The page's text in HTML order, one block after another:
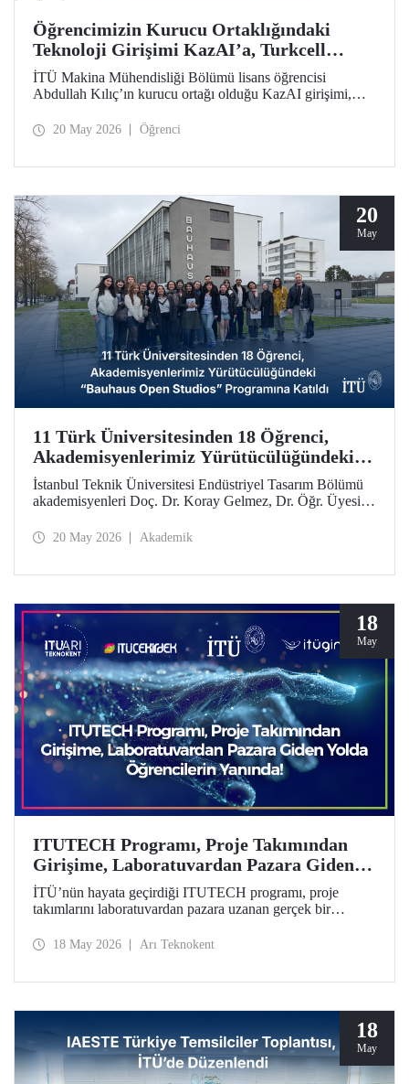
Öğrencimizin Kurucu Ortaklığındaki
Teknoloji Girişimi KazAI’a, Turkcell
Yarının Teknoloji Liderleri Yarışmasında
“Ölçeklenme Potansiyeli Ödülü”
İTÜ Makina Mühendisliği Bölümü lisans öğrencisi
Abdullah Kılıç’ın kurucu ortağı olduğu KazAI girişimi,
Potansiyeli Ödülü”nün sahibi oldu. Farklı disiplinlerden
20 May 2026 Öğrenci
20
May
11 Türk Üniversitesinden 18 Öğrenci,
Akademisyenlerimiz Yürütücülüğündeki
“Bauhaus Open Studios” Programına
Katıldı
İstanbul Teknik Üniversitesi Endüstriyel Tasarım Bölümü
akademisyenleri Doç. Dr. Koray Gelmez, Dr. Öğr. Üyesi
ve Stiftung Bauhaus Dessau iş birliğiyle geçen Eylül
20 May 2026 Akademik
18
May
ITUTECH Programı, Proje Takımından
Girişime, Laboratuvardan Pazara Giden
Yolda Öğrencilerin Yanında
İTÜ’nün hayata geçirdiği ITUTECH programı, proje
takımlarını laboratuvardan pazara uzanan gerçek bir
18 May 2026 Arı Teknokent
18
May